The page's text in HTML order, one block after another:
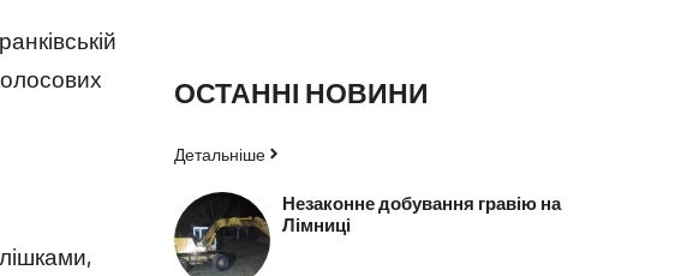
ОСТАННІ НОВИНИ
Детальніше
Незаконне добування гравію на
Лімниці